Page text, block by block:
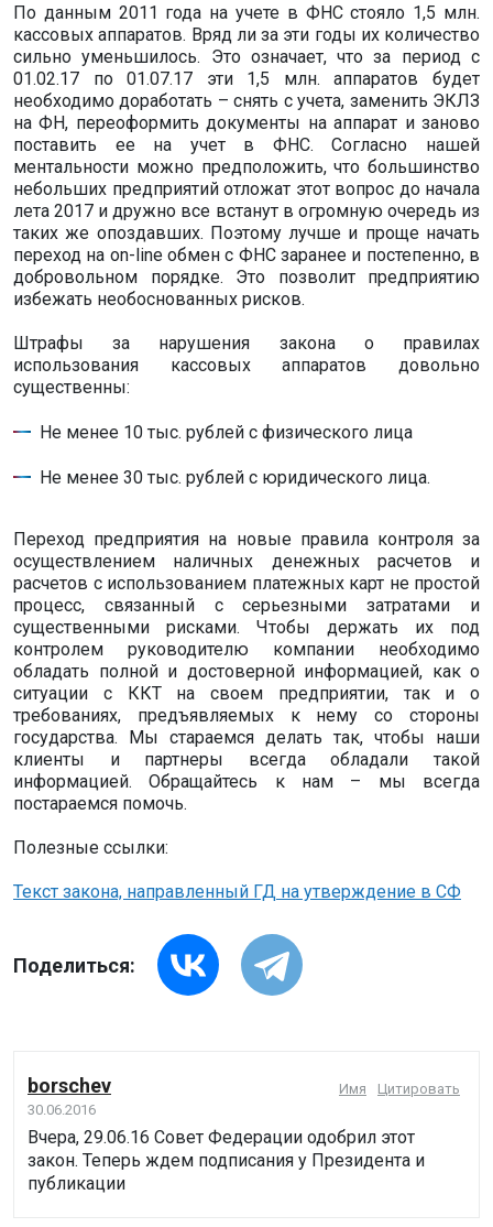
По данным 2011 года на учете в ФНС стояло 1,5 млн.
кассовых аппаратов. Вряд ли за эти годы их количество
сильно уменьшилось. Это означает, что за период с
01.02.17 по 01.07.17 эти 1,5 млн. аппаратов будет
необходимо доработать – снять с учета, заменить ЭКЛЗ
на ФН, переоформить документы на аппарат и заново
поставить ее на учет в ФНС. Согласно нашей
ментальности можно предположить, что большинство
небольших предприятий отложат этот вопрос до начала
лета 2017 и дружно все встанут в огромную очередь из
таких же опоздавших. Поэтому лучше и проще начать
переход на on-line обмен с ФНС заранее и постепенно, в
добровольном порядке. Это позволит предприятию
избежать необоснованных рисков.
Штрафы за нарушения закона о правилах
использования кассовых аппаратов довольно
существенны:
Не менее 10 тыс. рублей с физического лица
Не менее 30 тыс. рублей с юридического лица.
Переход предприятия на новые правила контроля за
осуществлением наличных денежных расчетов и
расчетов с использованием платежных карт не простой
процесс, связанный с серьезными затратами и
существенными рисками. Чтобы держать их под
контролем руководителю компании необходимо
обладать полной и достоверной информацией, как о
ситуации с ККТ на своем предприятии, так и о
требованиях, предъявляемых к нему со стороны
государства. Мы стараемся делать так, чтобы наши
клиенты и партнеры всегда обладали такой
информацией. Обращайтесь к нам – мы всегда
постараемся помочь.
Полезные ссылки:
Текст закона, направленный ГД на утверждение в СФ
Поделиться:
borschev
30.06.2016
Имя Цитировать
Вчера, 29.06.16 Совет Федерации одобрил этот
закон. Теперь ждем подписания у Президента и
публикации